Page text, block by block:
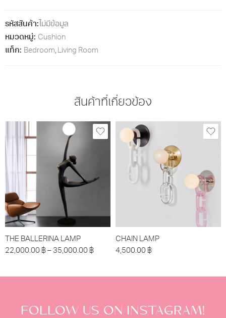
รหัสสินค้า: ไม่มีข้อมูล
หมวดหมู่: Cushion
แท็ก: Bedroom, Living Room
สินค้าที่เกี่ยวข้อง
THE BALLERINA LAMP
22,000.00 ฿ – 35,000.00 ฿
CHAIN LAMP
4,500.00 ฿
FOLLOW US ON INSTAGRAM!